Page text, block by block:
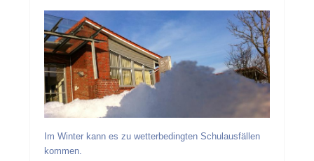
Im Winter kann es zu wetterbedingten Schulausfällen
kommen.